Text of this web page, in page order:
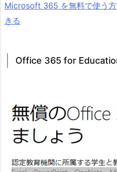
Microsoft 365 を無料で使う
きる
Office 365 for